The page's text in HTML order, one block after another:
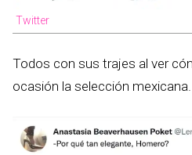
Twitter
Todos con sus trajes al ver
ocasión la selección mexicana.